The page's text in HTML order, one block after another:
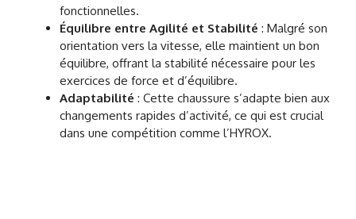
fonctionnelles.
Équilibre entre Agilité et Stabilité : Malgré son
orientation vers la vitesse, elle maintient un bon
équilibre, offrant la stabilité nécessaire pour les
exercices de force et d’équilibre.
Adaptabilité : Cette chaussure s’adapte bien aux
changements rapides d’activité, ce qui est crucial
dans une compétition comme l’HYROX.